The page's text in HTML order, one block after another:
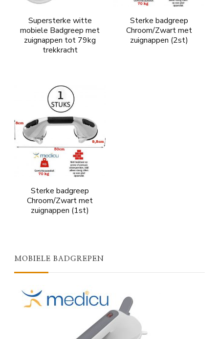
Supersterke witte
mobiele Badgreep met
zuignappen tot 79kg
trekkracht
Sterke badgreep
Chroom/Zwart met
zuignappen (2st)
Sterke badgreep
Chroom/Zwart met
zuignappen (1st)
MOBIELE BADGREPEN